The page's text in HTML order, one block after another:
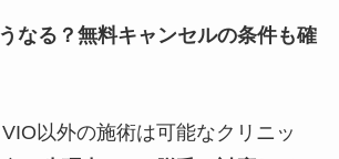
なる？無料キャンセルの条件も確
以外の施術は可能なクリニッ